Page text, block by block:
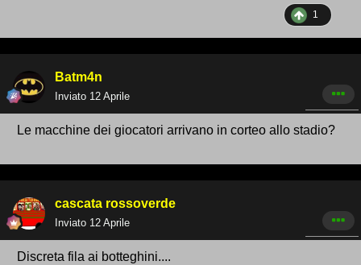
1
Batm4n
Inviato 12 Aprile
Le macchine dei giocatori arrivano in corteo allo stadio?
cascata rossoverde
Inviato 12 Aprile
Discreta fila ai botteghini....